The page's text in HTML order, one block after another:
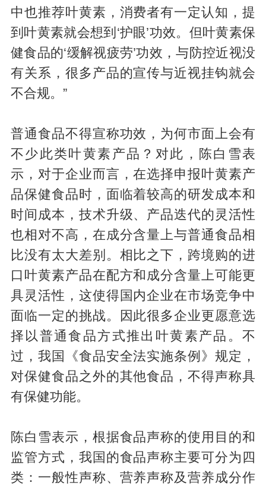
中也推荐叶黄素，消费者有一定认知，提
到叶黄素就会想到‘护眼’功效。但叶黄素保
健食品的‘缓解视疲劳’功效，与防控近视没
有关系，很多产品的宣传与近视挂钩就会
不合规。”
普通食品不得宣称功效，为何市面上会有
不少此类叶黄素产品？对此，陈白雪表
示，对于企业而言，在选择申报叶黄素产
品保健食品时，面临着较高的研发成本和
时间成本，技术升级、产品迭代的灵活性
也相对不高，在成分含量上与普通食品相
比没有太大差别。相比之下，跨境购的进
口叶黄素产品在配方和成分含量上可能更
具灵活性，这使得国内企业在市场竞争中
面临一定的挑战。因此很多企业更愿意选
择以普通食品方式推出叶黄素产品。不
过，我国《食品安全法实施条例》规定，
对保健食品之外的其他食品，不得声称具
有保健功能。
陈白雪表示，根据食品声称的使用目的和
监管方式，我国的食品声称主要可分为四
类：一般性声称、营养声称及营养成分作